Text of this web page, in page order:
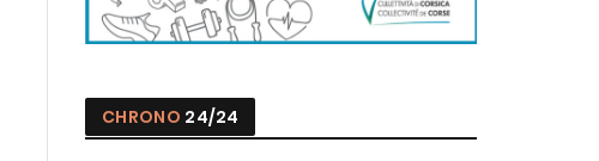
CHRONO 24/24